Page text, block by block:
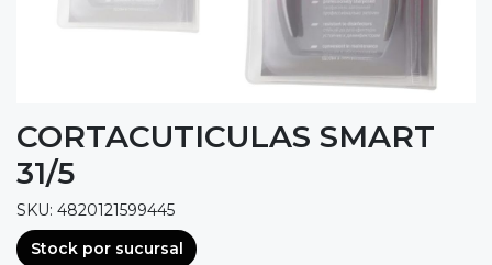
CORTACUTICULAS SMART
31/5
SKU: 4820121599445
Stock por sucursal